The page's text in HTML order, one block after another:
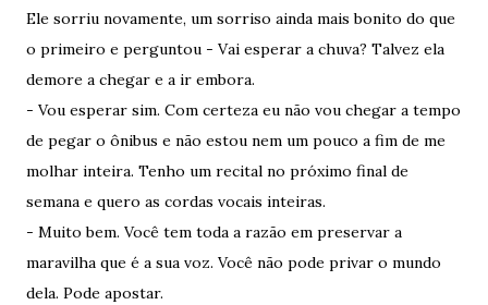
Ele sorriu novamente, um sorriso ainda mais bonito do que
o primeiro e perguntou - Vai esperar a chuva? Talvez ela
demore a chegar e a ir embora.
- Vou esperar sim. Com certeza eu não vou chegar a tempo
de pegar o ônibus e não estou nem um pouco a fim de me
molhar inteira. Tenho um recital no próximo final de
semana e quero as cordas vocais inteiras.
- Muito bem. Você tem toda a razão em preservar a
maravilha que é a sua voz. Você não pode privar o mundo
dela. Pode apostar.